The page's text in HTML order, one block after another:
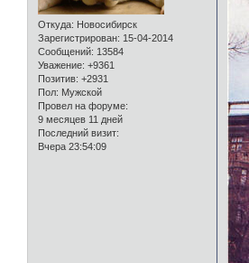
Откуда: Новосибирск
Зарегистрирован: 15-04-2014
Сообщений: 13584
Уважение: +9361
Позитив: +2931
Пол: Мужской
Провел на форуме:
9 месяцев 11 дней
Последний визит:
Вчера 23:54:09